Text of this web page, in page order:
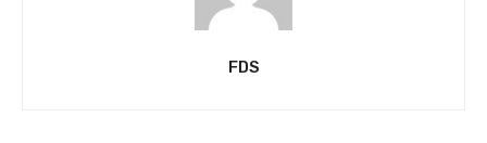
FDS